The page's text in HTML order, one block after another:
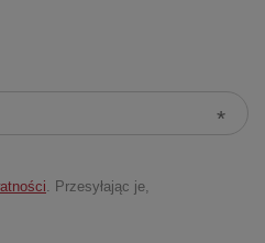
. Przesyłając je,